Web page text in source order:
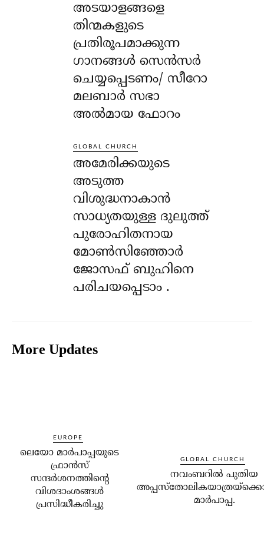
അടയാളങ്ങളെ
തിന്മകളുടെ
പ്രതിരൂപമാക്കുന്ന
ഗാനങ്ങൾ സെൻസർ
ചെയ്യപ്പെടണം/ സീറോ
മലബാർ സഭാ
അൽമായ ഫോറം
GLOBAL CHURCH
അമേരിക്കയുടെ
അടുത്ത
വിശുദ്ധനാകാൻ
സാധ്യതയുള്ള ദുലുത്ത്
പുരോഹിതനായ
മോൺസിഞ്ഞോർ
ജോസഫ് ബുഹിനെ
പരിചയപ്പെടാം .
More Updates
EUROPE
ലെയോ മാര്‍പാപ്പയുടെ
ഫ്രാന്‍സ്
സന്ദര്‍ശനത്തിന്റെ
വിശദാംശങ്ങള്‍
പ്രസിദ്ധീകരിച്ചു
GLOBAL CHURCH
നവംബറില്‍ പുതിയ
മാര്‍പാപ്പ.